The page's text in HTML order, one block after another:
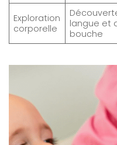
Exploration
corporelle
langue et
bouche